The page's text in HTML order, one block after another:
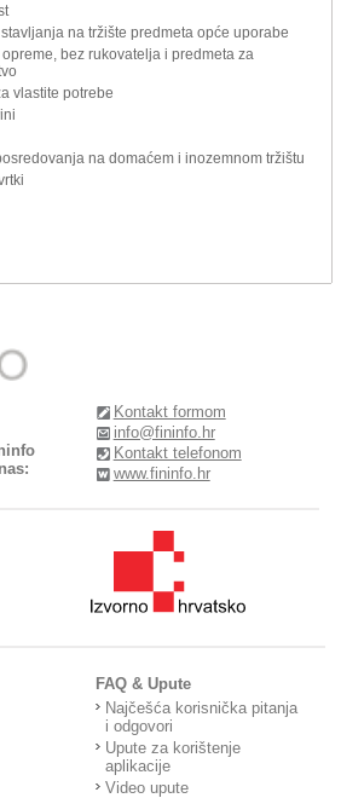
na tržište predmeta opće uporabe
bez rukovatelja i predmeta za
vlastite potrebe
na domaćem i inozemnom tržištu
Kontakt formom
info@fininfo.hr
Kontakt telefonom
www.fininfo.hr
FAQ & Upute
Najčešća korisnička pitanja
i odgovori
Upute za korištenje
aplikacije
Video upute